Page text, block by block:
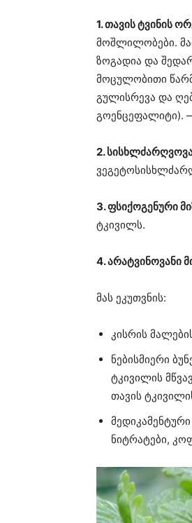
1. თავის ტვინის
მოშლილობები.
ზოგადია და
მოცულობითი
გულისრევა და
გოენცეფალიტი).
2.
3. ფსიქოგენური
ტკივილს.
4. არატვინოვანი
მას ეკუთვნის:
კისრის
ნებისმიერი
ტკივილის
თავის
ნიტრატები,